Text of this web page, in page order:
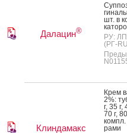
Далацин®
шт. в
РУ:
(РГ-
Клиндамакс
Крем
2%:
г, 35 г,
70 г,
рами